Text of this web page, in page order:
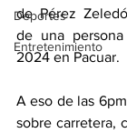
Deportes
Entretenimiento
de Pérez
de una
2024 en Pacuar.
A eso de las
sobre carretera,